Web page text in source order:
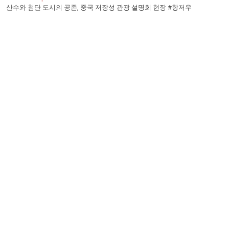
산수와 첨단 도시의 공존, 중국 저장성 관광 설명회 현장 #항저우